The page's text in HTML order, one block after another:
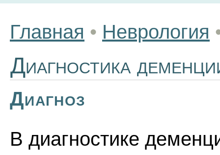
Главная • Неврология
Диагностика
Диагноз
В диагностике